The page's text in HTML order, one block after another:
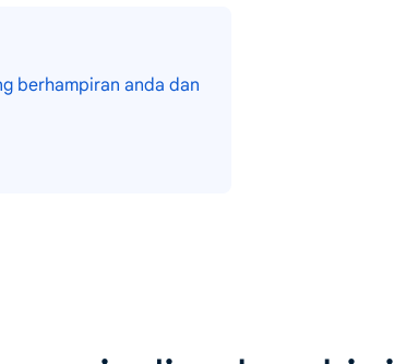
berhampiran anda dan